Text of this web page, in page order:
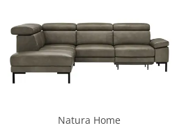
Natura Home